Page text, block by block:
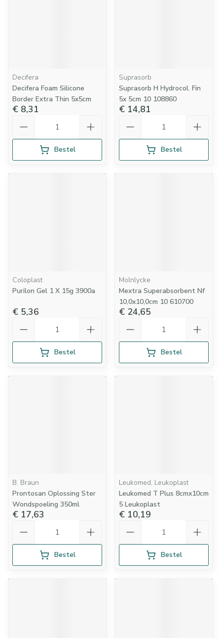
Decifera
Decifera Foam Silicone
Border Extra Thin 5x5cm
€ 8,31
Bestel
Suprasorb
Suprasorb H Hydrocol. Fin
5x 5cm 10 108860
€ 14,81
Bestel
Coloplast
Purilon Gel 1 X 15g 3900a
€ 5,36
Bestel
Molnlycke
Mextra Superabsorbent Nf
10,0x10,0cm 10 610700
€ 24,65
Bestel
B. Braun
Prontosan Oplossing Ster
Wondspoeling 350ml
€ 17,63
Bestel
Leukomed, Leukoplast
Leukomed T Plus 8cmx10cm
5 Leukoplast
€ 10,19
Bestel